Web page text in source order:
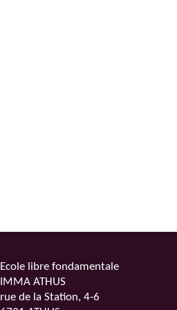
Ecole libre fondamentale
IMMA ATHUS
rue de la Station, 4-6